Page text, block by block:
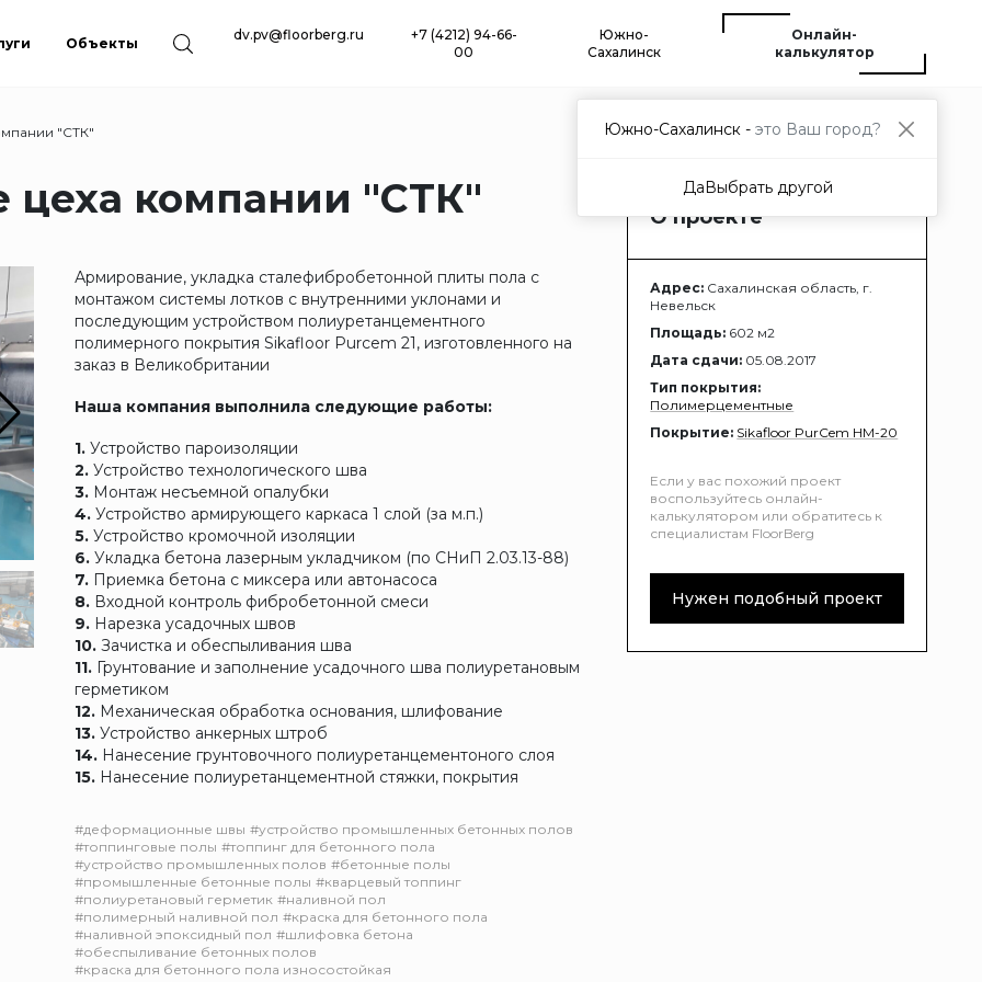
Объекты
dv.pv@floorberg.ru
+7 (4212) 94-66-
00
Южно-
Сахалинск
Онлайн-
калькулятор
"СТК"
компании "СТК"
Армирование, укладка сталефибробетонной плиты пола с
монтажом системы лотков с внутренними уклонами и
последующим устройством полиуретанцементного
полимерного покрытия Sikafloor Purcem 21, изготовленного на
заказ в Великобритании
Наша компания выполнила следующие работы:
1.Устройство пароизоляции
2.Устройство технологического шва
3. Монтаж несъемной опалубки
4.Устройство армирующего каркаса 1 слой (за м.п.)
5.Устройство кромочной изоляции
6.Укладка бетона лазерным укладчиком (по СНиП 2.03.13-88)
7. Приемка бетона с миксера или автонасоса
8. Входной контроль фибробетонной смеси
9. Нарезка усадочных швов
10.Зачистка и обеспыливания шва
11. Грунтование и заполнение усадочного шва полиуретановым
герметиком
12. Механическая обработка основания, шлифование
13.Устройство анкерных штроб
14. Нанесение грунтовочного полиуретанцементоного слоя
15. Нанесение полиуретанцементной стяжки, покрытия
#деформационные швы #устройство промышленных бетонных полов
#топпинговые полы #топпинг для бетонного пола
#устройство промышленных полов #бетонные полы
#промышленные бетонные полы #кварцевый топпинг
#полиуретановый герметик #наливной пол
#полимерный наливной пол #краска для бетонного пола
#наливной эпоксидный пол #шлифовка бетона
#обеспыливание бетонных полов
#краска для бетонного пола износостойкая
О проекте
Адрес: Сахалинская область, г.
Невельск
Площадь: 602 м2
Дата сдачи: 05.08.2017
Тип покрытия:
Полимерцементные
Покрытие: Sikafloor PurCem HМ-20
Если у вас похожий проект
воспользуйтесь онлайн-
калькулятором или обратитесь к
специалистам FloorBerg
Нужен подобный проект
Южно-Сахалинск - это Ваш город?
ДаВыбрать другой